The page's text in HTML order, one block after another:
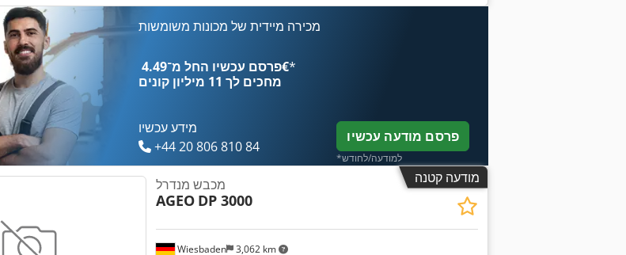
מכירה מיידית של מכונות משומשות
פרסם עכשיו החל מ־‏4.49 ‏€*
מחכים לך 11 מיליון קונים
מידע עכשיו
+44 20 806 810 84
פרסם מודעה עכשיו
*למודעה/לחודש
מודעה קטנה
Wiesbaden 3,062 km
מכבש מנדרל
AGEO DP 3000